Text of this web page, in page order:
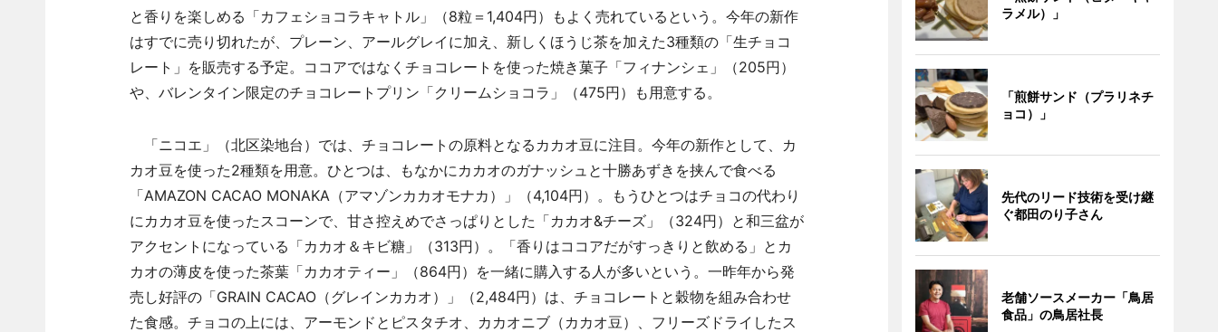
と香りを楽しめる「カフェショコラキャトル」（8粒＝1,404円）もよく売れているという。今年の新作
はすでに売り切れたが、プレーン、アールグレイに加え、新しくほうじ茶を加えた3種類の「生チョコ
レート」を販売する予定。ココアではなくチョコレートを使った焼き菓子「フィナンシェ」（205円）
や、バレンタイン限定のチョコレートプリン「クリームショコラ」（475円）も用意する。
「ニコエ」（北区染地台）では、チョコレートの原料となるカカオ豆に注目。今年の新作として、カ
カオ豆を使った2種類を用意。ひとつは、もなかにカカオのガナッシュと十勝あずきを挟んで食べる
「AMAZON CACAO MONAKA（アマゾンカカオモナカ）」（4,104円）。もうひとつはチョコの代わり
にカカオ豆を使ったスコーンで、甘さ控えめでさっぱりとした「カカオ&チーズ」（324円）と和三盆が
アクセントになっている「カカオ＆キビ糖」（313円）。「香りはココアだがすっきりと飲める」とカ
カオの薄皮を使った茶葉「カカオティー」（864円）を一緒に購入する人が多いという。一昨年から発
売し好評の「GRAIN CACAO（グレインカカオ）」（2,484円）は、チョコレートと穀物を組み合わせ
た食感。チョコの上には、アーモンドとピスタチオ、カカオニブ（カカオ豆）、フリーズドライしたス
ラメル）」
「煎餅サンド（プラリネチ
ョコ）」
先代のリード技術を受け継
ぐ都田のり子さん
老舗ソースメーカー「鳥居
食品」の鳥居社長